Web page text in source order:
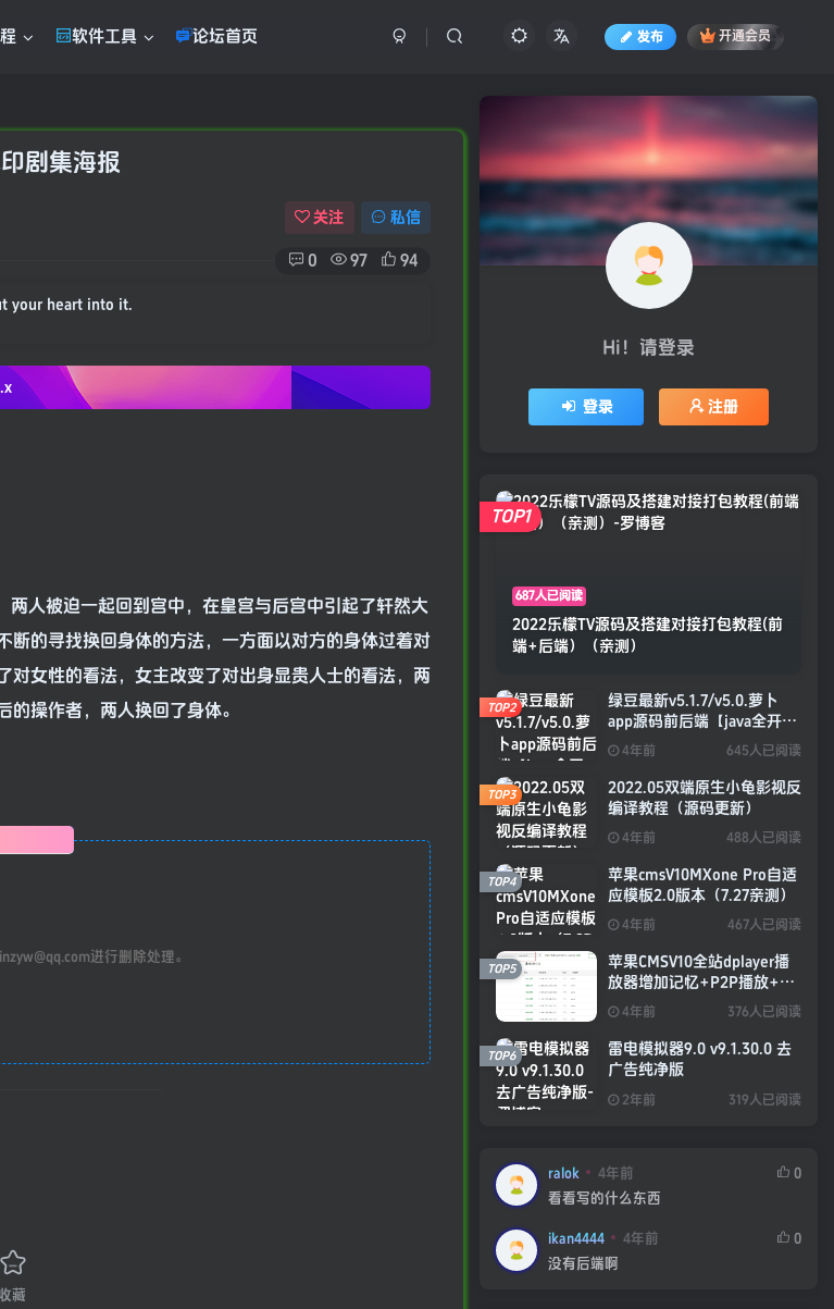
软件工具 论坛首页 发布 开通会员
剧集海报
关注 私信
0 97 94
your heart into it.
人被迫一起回到宫中，在皇宫与后宫中引起了轩然大
断的寻找换回身体的方法，一方面以对方的身体过着对
女性的看法，女主改变了对出身显贵人士的看法，两
操作者，两人换回了身体。
进行删除处理。
藏
Hi！请登录
登录 注册
687人已阅读
2022乐檬TV源码及搭建对接打包教程(前
端+后端）（亲测）
TOP1
绿豆最新v5.1.7/v5.0.萝卜
app源码前后端【java全开源
免授权】
4年前 645人已阅读
TOP2
2022.05双端原生小龟影视反
编译教程（源码更新）
4年前 488人已阅读
TOP3
苹果cmsV10MXone Pro自适
应模板2.0版本（7.27亲测）
4年前 467人已阅读
TOP4
苹果CMSV10全站dplayer播
放器增加记忆+P2P播放+弹
幕+自动下一集功能
4年前 376人已阅读
TOP5
雷电模拟器9.0 v9.1.30.0 去
广告纯净版
2年前 319人已阅读
TOP6
ralok 4年前
0
看看写的什么东西
ikan4444 4年前
0
没有后端啊